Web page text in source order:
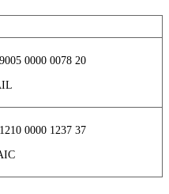
0000 0078 20
0000 1237 37